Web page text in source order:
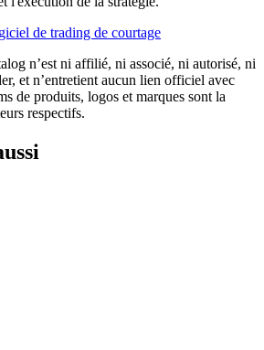
de trading de courtage
n’est ni affilié, ni associé, ni autorisé, ni
et n’entretient aucun lien officiel avec
de produits, logos et marques sont la
respectifs.